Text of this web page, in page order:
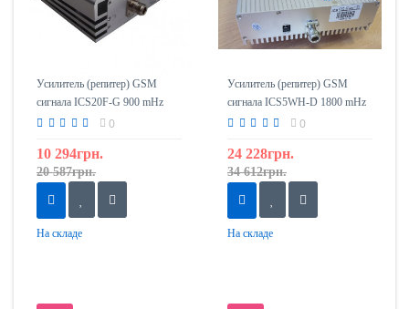
Усилитель (репитер) GSM
сигнала ICS20F-G 900 mHz
0
10 294грн.
20 587грн.
На складе
Усилитель (репитер) GSM
сигнала ICS5WH-D 1800 mHz
(5 Ватт)
0
24 228грн.
34 612грн.
На складе